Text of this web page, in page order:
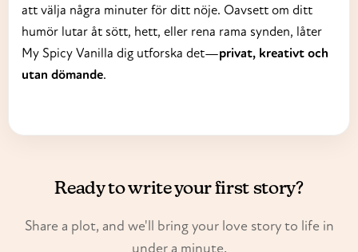
att välja några minuter för ditt nöje. Oavsett om ditt
humör lutar åt sött, hett, eller rena rama synden, låter
My Spicy Vanilla dig utforska det—privat, kreativt och
utan dömande.
Ready to write your first story?
Share a plot, and we'll bring your love story to life in
under a minute.